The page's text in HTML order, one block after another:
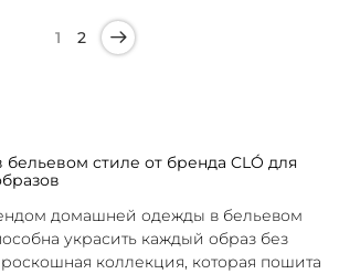
1 2
стиле от бренда CLÓ для
домашней одежды в бельевом
украсить каждый образ без
коллекция, которая пошита